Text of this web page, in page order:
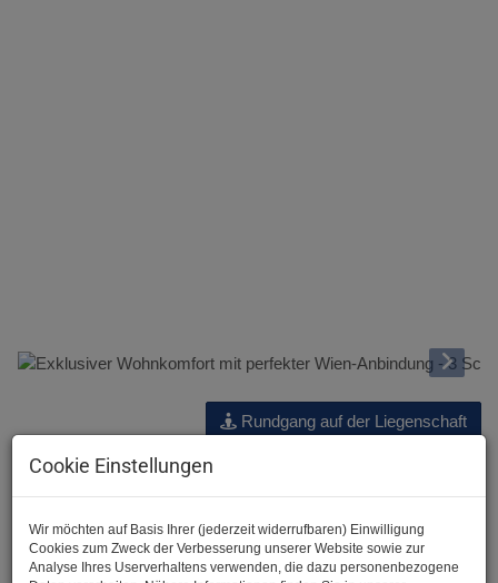
Rundgang auf der Liegenschaft
Beschreibung
Wir freuen uns, Ihnen dieses entzückende Objekt anbieten zu
dürfen.
Cookie Einstellungen
Wir möchten auf Basis Ihrer (jederzeit widerrufbaren) Einwilligung
Cookies zum Zweck der Verbesserung unserer Website sowie zur
Analyse Ihres Userverhaltens verwenden, die dazu personenbezogene